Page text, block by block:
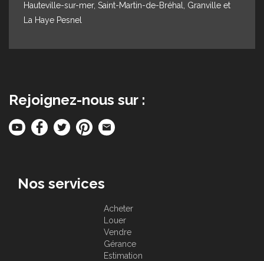
Hauteville-sur-mer, Saint-Martin-de-Bréhal, Granville et
La Haye Pesnel
Rejoignez-nous sur :
Nos services
Acheter
Louer
Vendre
Gérance
Estimation